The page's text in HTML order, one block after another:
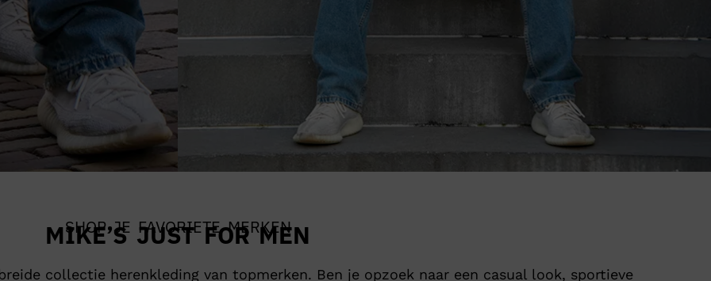
SHOP JE FAVORIETE MERKEN
MIKE’S JUST FOR MEN
collectie herenkleding van topmerken. Ben je opzoek naar een casual look, sportieve